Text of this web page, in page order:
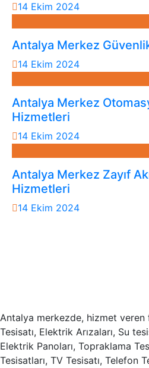
14 Ekim 2024
Antalya Merkez
14 Ekim 2024
Antalya Merkez
Hizmetleri
14 Ekim 2024
Antalya Merkez Zayıf
Hizmetleri
14 Ekim 2024
Antalya merkezde, hizmet veren
Tesisatı, Elektrik Arızaları, Su
Elektrik Panoları, Topraklama
Tesisatları, TV Tesisatı, Telefon